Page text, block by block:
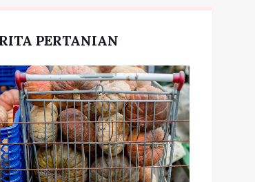
PERTANIAN